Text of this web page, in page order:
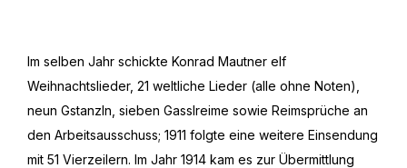
Im selben Jahr schickte Konrad Mautner elf
Weihnachtslieder, 21 weltliche Lieder (alle ohne Noten),
neun Gstanzln, sieben Gasslreime sowie Reimsprüche an
den Arbeitsausschuss; 1911 folgte eine weitere Einsendung
mit 51 Vierzeilern. Im Jahr 1914 kam es zur Übermittlung